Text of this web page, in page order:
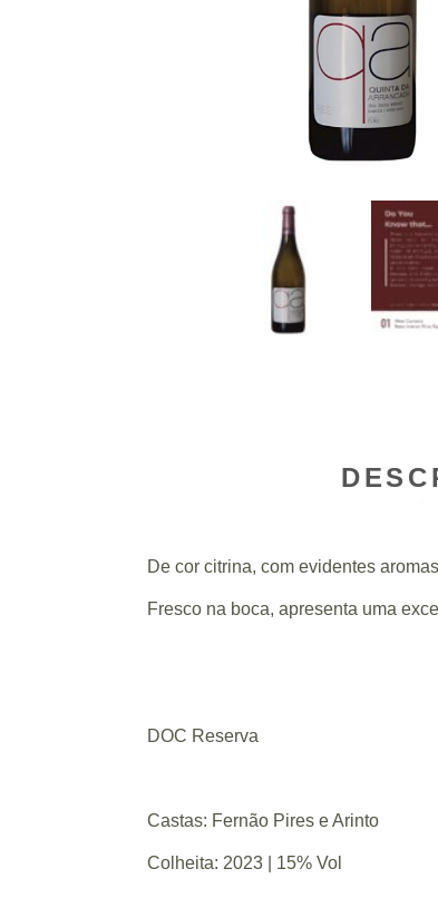
De cor citrina, com evidentes
Fresco na boca, apresenta uma
DOC Reserva
Castas: Fernão Pires e Arinto
Colheita: 2023 | 15% Vol